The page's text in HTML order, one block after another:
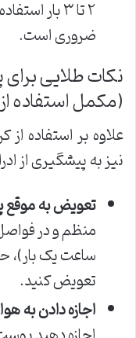
۲ تا ۳ بار
ضروری است.
نکات طلایی
(مکمل استفاده
علاوه بر استفاده
نیز به پیشگیری از
تعویض به
ساعت یک بار)،
تعویض کنید.
اجازه دادن به